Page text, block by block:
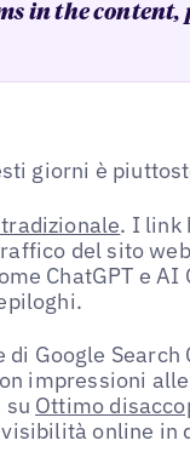
in the content,
giorni è
. I link
del sito
ChatGPT e AI
Google Search
impressioni
su Ottimo
online in